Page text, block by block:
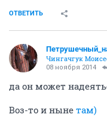
ОТВЕТИТЬ
Чингачгук
08 ноября 2014
да он может
Воз-то и ныне там)